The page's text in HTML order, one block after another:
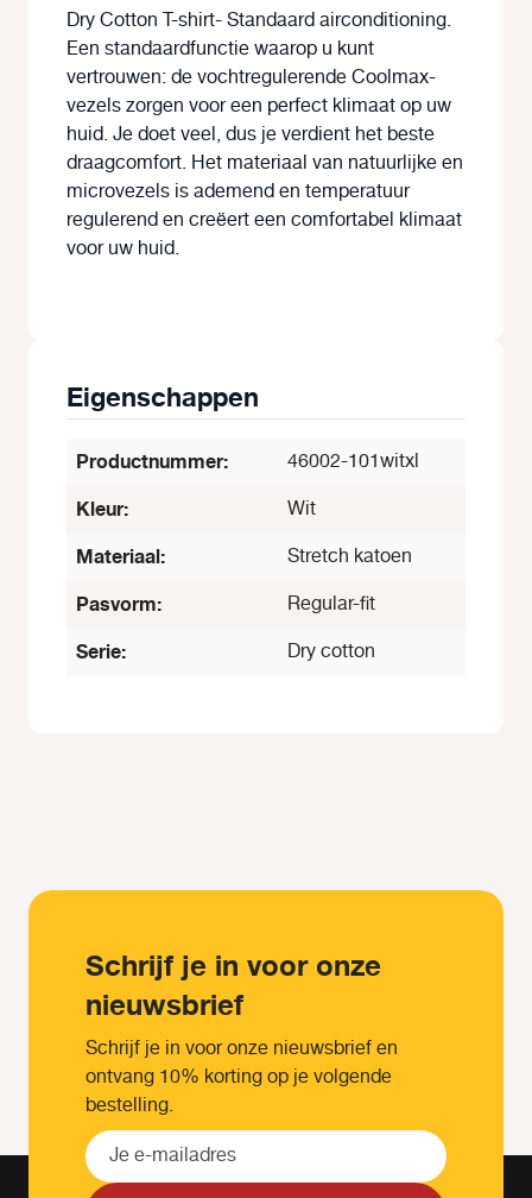
Dry Cotton T-shirt- Standaard airconditioning.
Een standaardfunctie waarop u kunt
vertrouwen: de vochtregulerende Coolmax-
vezels zorgen voor een perfect klimaat op uw
huid. Je doet veel, dus je verdient het beste
draagcomfort. Het materiaal van natuurlijke en
microvezels is ademend en temperatuur
regulerend en creëert een comfortabel klimaat
voor uw huid.
Eigenschappen
Productnummer: 46002-101witxl
Kleur: Wit
Materiaal: Stretch katoen
Pasvorm: Regular-fit
Serie: Dry cotton
Schrijf je in voor onze
nieuwsbrief
Schrijf je in voor onze nieuwsbrief en
ontvang 10% korting op je volgende
bestelling.